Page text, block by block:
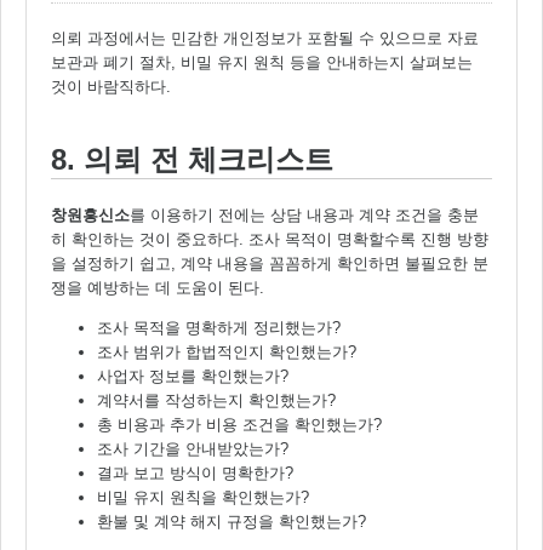
의뢰 과정에서는 민감한 개인정보가 포함될 수 있으므로 자료
보관과 폐기 절차, 비밀 유지 원칙 등을 안내하는지 살펴보는
것이 바람직하다.
8. 의뢰 전 체크리스트
창원흥신소를 이용하기 전에는 상담 내용과 계약 조건을 충분
히 확인하는 것이 중요하다. 조사 목적이 명확할수록 진행 방향
을 설정하기 쉽고, 계약 내용을 꼼꼼하게 확인하면 불필요한 분
쟁을 예방하는 데 도움이 된다.
조사 목적을 명확하게 정리했는가?
조사 범위가 합법적인지 확인했는가?
사업자 정보를 확인했는가?
계약서를 작성하는지 확인했는가?
총 비용과 추가 비용 조건을 확인했는가?
조사 기간을 안내받았는가?
결과 보고 방식이 명확한가?
비밀 유지 원칙을 확인했는가?
환불 및 계약 해지 규정을 확인했는가?